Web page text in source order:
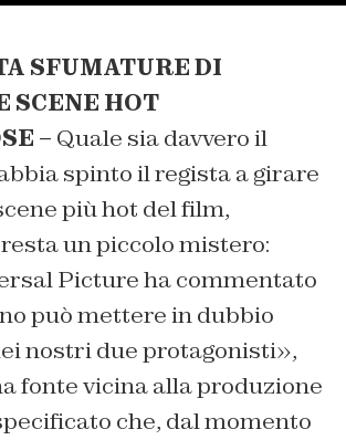
SFUMATURE DI
SCENE HOT
– Quale sia davvero il
spinto il regista a girare
più hot del film,
un piccolo mistero:
Picture ha commentato
può mettere in dubbio
nostri due protagonisti»,
fonte vicina alla produzione
che, dal momento